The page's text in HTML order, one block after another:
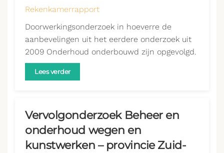
Rekenkamerrapport
Doorwerkingsonderzoek in hoeverre de
aanbevelingen uit het eerdere onderzoek uit
2009 Onderhoud onderbouwd zijn opgevolgd.
Lees verder
Vervolgonderzoek Beheer en
onderhoud wegen en
kunstwerken – provincie Zuid-